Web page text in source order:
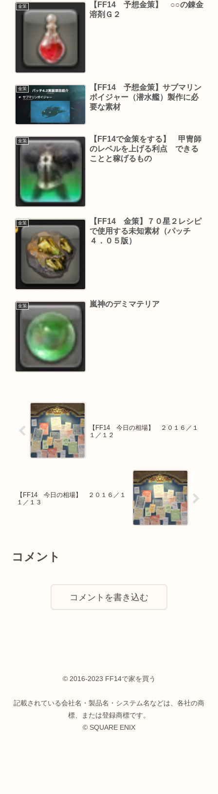
金策
【FF14 予想金策】 ○○の錬金
溶剤Ｇ２
金策
【FF14 予想金策】サブマリン
ボイジャー（潜水艦）製作に必
要な素材
金策
【FF14で金策をする】 甲冑師
のレベルを上げる利点 できる
ことと稼げるもの
金策
【FF14 金策】７０星２レシピ
で使用する未知素材（パッチ
４．０５版）
金策 嵐神のデミマテリア
【FF14 今日の相場】 ２０１６／１
１／１２
【FF14 今日の相場】 ２０１６／１
１／１３
コメント
コメントを書き込む
© 2016-2023 FF14で家を買う
記載されている会社名・製品名・システム名などは、各社の商
標、または登録商標です。
© SQUARE ENIX